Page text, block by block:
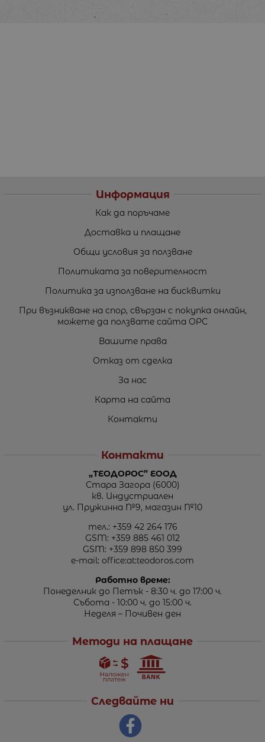
Информация
Как да поръчаме
Доставка и плащане
Общи условия за ползване
Политиката за поверителност
Политика за използване на бисквитки
При възникване на спор, свързан с покупка онлайн,
можете да ползвате сайта ОРС
Вашите права
Отказ от сделка
За нас
Карта на сайта
Контакти
Контакти
„ТЕОДОРОС” ЕООД
Стара Загора (6000)
кв. Индустриален
ул. Пружинна №9, магазин №10
тел.: +359 42 264 176
GSM: +359 885 461 012
GSM: +359 898 850 399
e-mail: office:at:teodoros.com
Работно време:
Понеделник до Петък - 8:30 ч. до 17:00 ч.
Събота - 10:00 ч. до 15:00 ч.
Неделя – Почивен ден
Методи на плащане
Следвайте ни